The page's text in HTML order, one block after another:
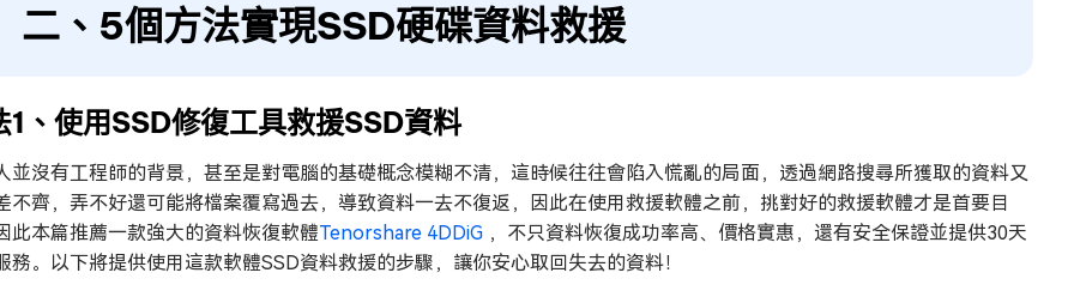
二、5個方法實現SSD硬碟資料救援
1、使用SSD修復工具救援SSD資料
並沒有工程師的背景，甚至是對電腦的基礎概念模糊不清，這時候往往會陷入慌亂的局面，透過網路搜尋所獲取的資料又
不齊，弄不好還可能將檔案覆寫過去，導致資料一去不復返，因此在使用救援軟體之前，挑對好的救援軟體才是首要目
此本篇推薦一款強大的資料恢復軟體Tenorshare 4DDiG ，不只資料恢復成功率高、價格實惠，還有安全保證並提供30天
務。以下將提供使用這款軟體SSD資料救援的步驟，讓你安心取回失去的資料！